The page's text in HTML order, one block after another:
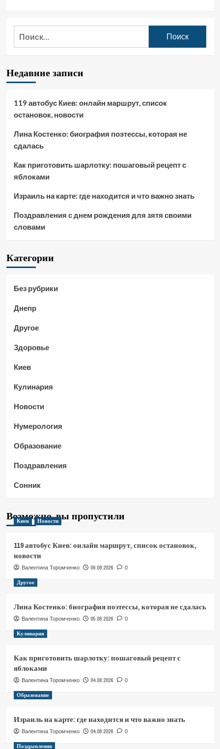
Недавние записи
119 автобус Киев: онлайн маршрут, список
остановок, новости
Лина Костенко: биография поэтессы, которая не
сдалась
Как приготовить шарлотку: пошаговый рецепт с
яблоками
Израиль на карте: где находится и что важно знать
Поздравления с днем рождения для зятя своими
словами
Категории
Без рубрики
Днепр
Другое
Здоровье
Киев
Кулинария
Новости
Нумерология
Образование
Поздравления
Сонник
Возможно, вы пропустили
Киев Новости
119 автобус Киев: онлайн маршрут, список остановок,
новости
Валентина Торомченко 06.08.2026 0
Другое
Лина Костенко: биография поэтессы, которая не сдалась
Валентина Торомченко 05.08.2026 0
Кулинария
Как приготовить шарлотку: пошаговый рецепт с
яблоками
Валентина Торомченко 04.08.2026 0
Образование
Израиль на карте: где находится и что важно знать
Валентина Торомченко 04.08.2026 0
Поздравления